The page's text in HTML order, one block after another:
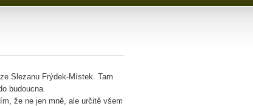
Slezanu Frýdek-Místek. Tam
budoucna.
že ne jen mně, ale určitě všem